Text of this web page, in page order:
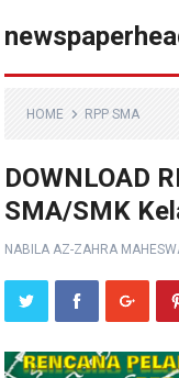
HOME RPP SMA
DOWNLOAD
SMA/SMK
NABILA AZ-ZAHRA